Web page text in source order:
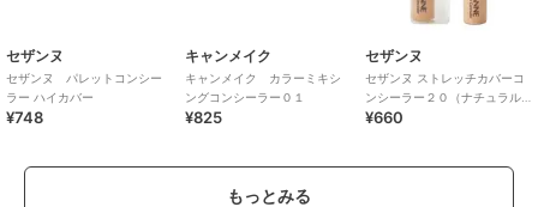
セザンヌ
セザンヌ パレットコンシー
ラー ハイカバー
¥748
キャンメイク
キャンメイク カラーミキシ
ングコンシーラー０１
¥825
セザンヌ
セザンヌ ストレッチカバーコ
ンシーラー２０（ナチュラル
系）
¥660
もっとみる